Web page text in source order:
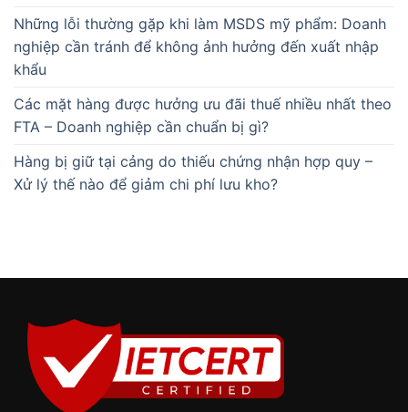
Những lỗi thường gặp khi làm MSDS mỹ phẩm: Doanh
nghiệp cần tránh để không ảnh hưởng đến xuất nhập
khẩu
Các mặt hàng được hưởng ưu đãi thuế nhiều nhất theo
FTA – Doanh nghiệp cần chuẩn bị gì?
Hàng bị giữ tại cảng do thiếu chứng nhận hợp quy –
Xử lý thế nào để giảm chi phí lưu kho?